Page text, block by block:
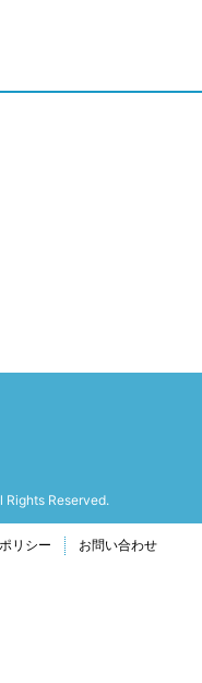
Reserved.
リシー お問い合わせ